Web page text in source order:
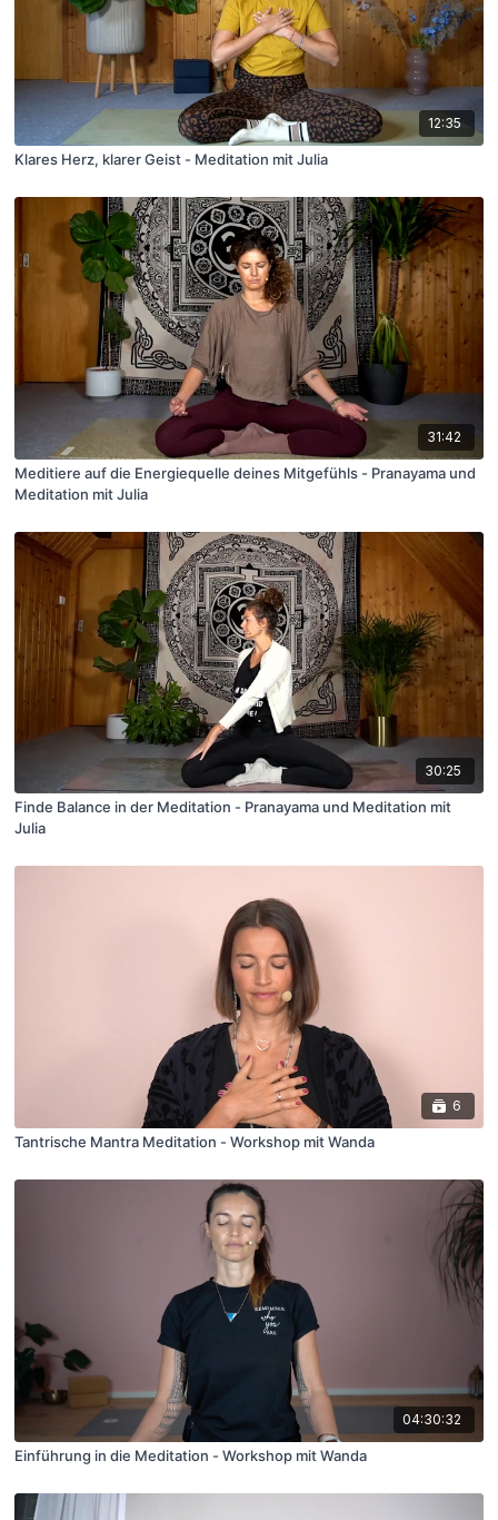
12:35
Klares Herz, klarer Geist - Meditation mit Julia
31:42
Meditiere auf die Energiequelle deines Mitgefühls - Pranayama und
Meditation mit Julia
30:25
Finde Balance in der Meditation - Pranayama und Meditation mit
Julia
6
Tantrische Mantra Meditation - Workshop mit Wanda
04:30:32
Einführung in die Meditation - Workshop mit Wanda